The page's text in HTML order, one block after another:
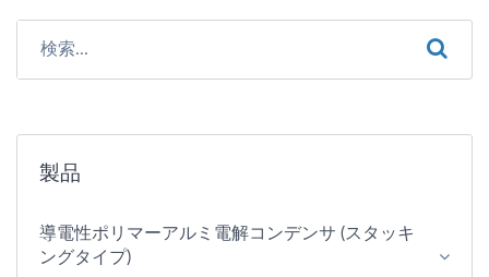
製品
導電性ポリマーアルミ電解コンデンサ (スタッキ
ングタイプ)